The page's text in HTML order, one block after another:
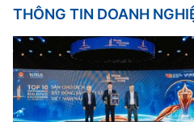
THÔNG TIN DOANH